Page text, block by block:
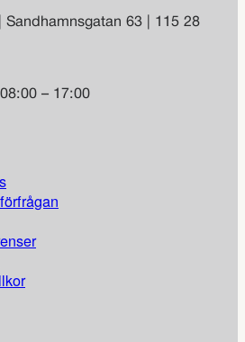
Sandhamnsgatan 63 | 115 28
– 17:00